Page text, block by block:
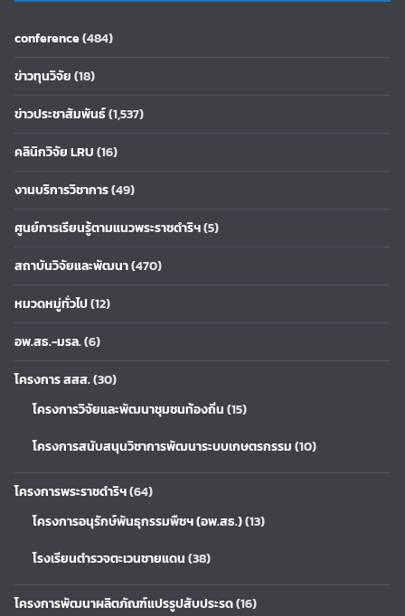
conference(484)
ข่าวทุนวิจัย(18)
ข่าวประชาสัมพันธ์(1,537)
คลินิกวิจัย LRU(16)
งานบริการวิชาการ(49)
ศูนย์การเรียนรู้ตามแนวพระราชดำริฯ(5)
สถาบันวิจัยและพัฒนา(470)
หมวดหมู่ทั่วไป(12)
อพ.สธ.-มรล.(6)
โครงการ สสส.(30)
โครงการวิจัยและพัฒนาชุมชนท้องถิ่น(15)
โครงการสนับสนุนวิชาการพัฒนาระบบเกษตรกรรม(10)
โครงการพระราชดำริฯ(64)
โครงการอนุรักษ์พันธุกรรมพืชฯ (อพ.สธ.)(13)
โรงเรียนตำรวจตะเวนชายแดน(38)
โครงการพัฒนาผลิตภัณฑ์แปรรูปสับประรด(16)